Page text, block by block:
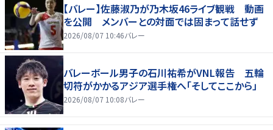
【バレー】佐藤淑乃が乃木坂46ライブ観戦 動画
を公開 メンバーとの対面では固まって話せず
2026/08/07 10:46バレー
バレーボール男子の石川祐希がVNL報告 五輪
切符がかかるアジア選手権へ「そしてここから」
2026/08/07 10:08バレー